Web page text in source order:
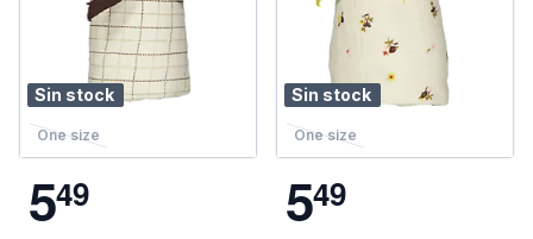
Sin stock
One size
549
Sin stock
One size
549